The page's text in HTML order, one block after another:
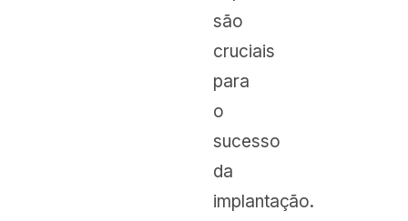
são
cruciais
para
o
sucesso
da
implantação.